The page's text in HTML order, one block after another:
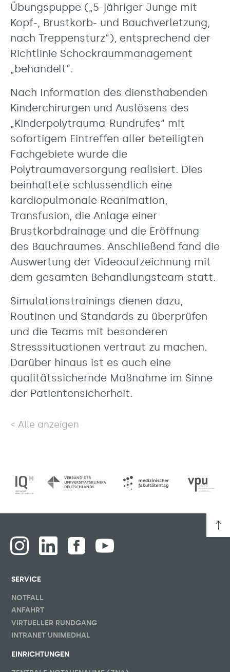
Übungspuppe („5-jähriger Junge mit
Kopf-, Brustkorb- und Bauchverletzung,
nach Treppensturz“), entsprechend der
Richtlinie Schockraummanagement
„behandelt“.
Nach Information des diensthabenden
Kinderchirurgen und Auslösens des
„Kinderpolytrauma-Rundrufes“ mit
sofortigem Eintreffen aller beteiligten
Fachgebiete wurde die
Polytraumaversorgung realisiert. Dies
beinhaltete schlussendlich eine
kardiopulmonale Reanimation,
Transfusion, die Anlage einer
Brustkorbdrainage und die Eröffnung
des Bauchraumes. Anschließend fand die
Auswertung der Videoaufzeichnung mit
dem gesamten Behandlungsteam statt.
Simulationstrainings dienen dazu,
Routinen und Standards zu überprüfen
und die Teams mit besonderen
Stresssituationen vertraut zu machen.
Darüber hinaus ist es auch eine
qualitätssichernde Maßnahme im Sinne
der Patientensicherheit.
Alle anzeigen
SERVICE
NOTFALL
ANFAHRT
VIRTUELLER RUNDGANG
INTRANET UNIMEDHAL
EINRICHTUNGEN